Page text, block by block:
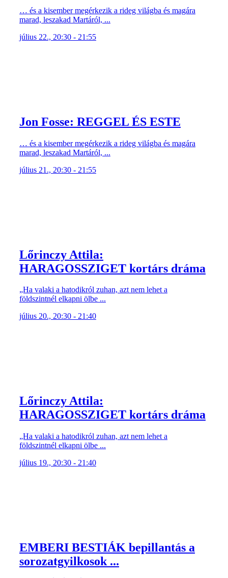
… és a kisember megérkezik a rideg világba és magára
marad, leszakad Martáról, ...
július 22., 20:30 - 21:55
Jon Fosse: REGGEL ÉS ESTE
… és a kisember megérkezik a rideg világba és magára
marad, leszakad Martáról, ...
július 21., 20:30 - 21:55
Lőrinczy Attila:
HARAGOSSZIGET kortárs dráma
„Ha valaki a hatodikról zuhan, azt nem lehet a
földszintnél elkapni ölbe ...
július 20., 20:30 - 21:40
Lőrinczy Attila:
HARAGOSSZIGET kortárs dráma
„Ha valaki a hatodikról zuhan, azt nem lehet a
földszintnél elkapni ölbe ...
július 19., 20:30 - 21:40
EMBERI BESTIÁK bepillantás a
sorozatgyilkosok ...